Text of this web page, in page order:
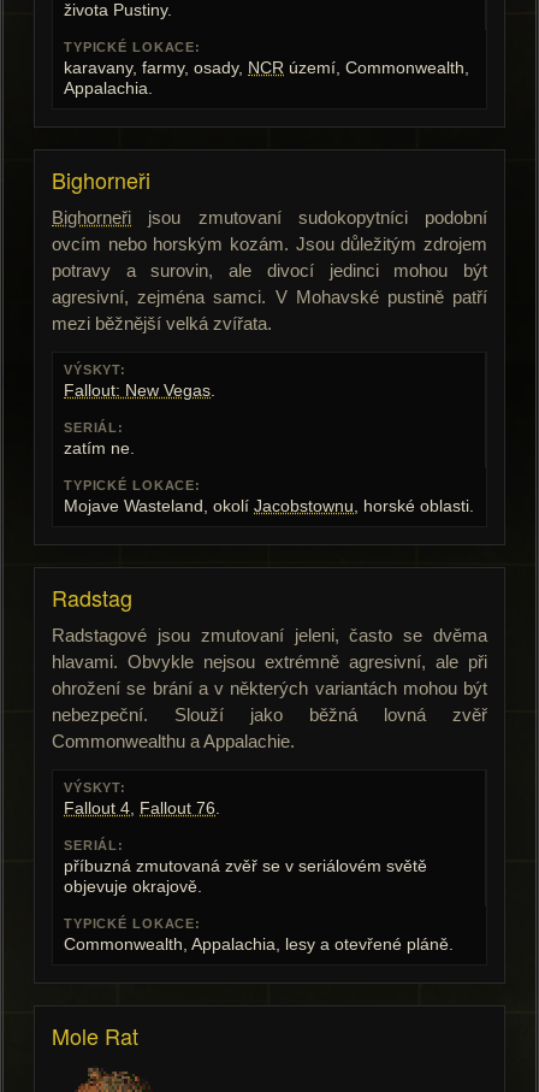
života Pustiny.
TYPICKÉ LOKACE:
karavany, farmy, osady, NCR území, Commonwealth,
Appalachia.
Bighorneři
Bighorneři jsou zmutovaní sudokopytníci podobní
ovcím nebo horským kozám. Jsou důležitým zdrojem
potravy a surovin, ale divocí jedinci mohou být
agresivní, zejména samci. V Mohavské pustině patří
mezi běžnější velká zvířata.
VÝSKYT:
Fallout: New Vegas.
SERIÁL:
zatím ne.
TYPICKÉ LOKACE:
Mojave Wasteland, okolí Jacobstownu, horské oblasti.
Radstag
Radstagové jsou zmutovaní jeleni, často se dvěma
hlavami. Obvykle nejsou extrémně agresivní, ale při
ohrožení se brání a v některých variantách mohou být
nebezpeční. Slouží jako běžná lovná zvěř
Commonwealthu a Appalachie.
VÝSKYT:
Fallout 4, Fallout 76.
SERIÁL:
příbuzná zmutovaná zvěř se v seriálovém světě
objevuje okrajově.
TYPICKÉ LOKACE:
Commonwealth, Appalachia, lesy a otevřené pláně.
Mole Rat